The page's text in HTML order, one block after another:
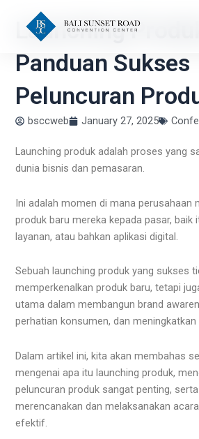
contentLaunching
Panduan Sukses
Peluncuran
bsccweb January 27, 2025
Launching produk adalah proses yang
dunia bisnis dan pemasaran.
Ini adalah momen di mana perusahaan
produk baru mereka kepada pasar, baik
layanan, atau bahkan aplikasi digital.
Sebuah launching produk yang sukses
memperkenalkan produk baru, tetapi
utama dalam membangun brand
perhatian konsumen, dan meningkatkan
Dalam artikel ini, kita akan membahas
mengenai apa itu launching produk,
peluncuran produk sangat penting,
merencanakan dan melaksanakan
efektif.